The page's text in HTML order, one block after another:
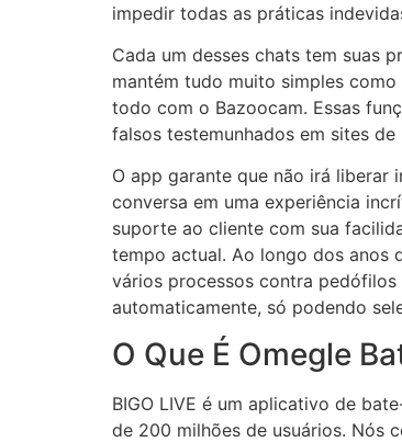
impedir todas as práticas
Cada um desses chats tem suas
mantém tudo muito simples
todo com o Bazoocam. Essas
falsos testemunhados em sites
O app garante que não irá
conversa em uma experiência
suporte ao cliente com sua
tempo actual. Ao longo dos anos
vários processos contra
automaticamente, só podendo
O Que É Omegle
BIGO LIVE é um aplicativo de
de 200 milhões de usuários. Nós